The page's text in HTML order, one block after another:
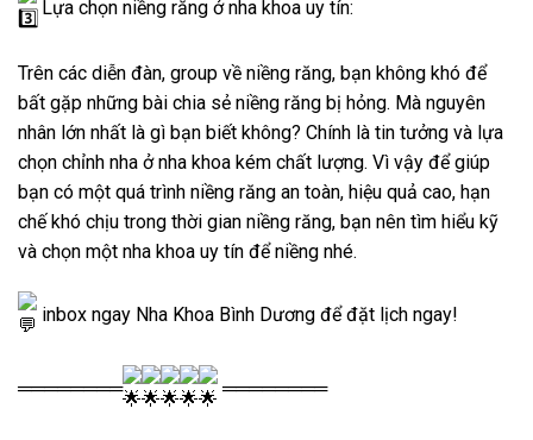
Lựa chọn niềng răng ở nha khoa uy tín:
Trên các diễn đàn, group về niềng răng, bạn không khó để
bất gặp những bài chia sẻ niềng răng bị hỏng. Mà nguyên
nhân lớn nhất là gì bạn biết không? Chính là tin tưởng và lựa
chọn chỉnh nha ở nha khoa kém chất lượng. Vì vậy để giúp
bạn có một quá trình niềng răng an toàn, hiệu quả cao, hạn
chế khó chịu trong thời gian niềng răng, bạn nên tìm hiểu kỹ
và chọn một nha khoa uy tín để niềng nhé.
inbox ngay Nha Khoa Bình Dương để đặt lịch ngay!
════════ ════════